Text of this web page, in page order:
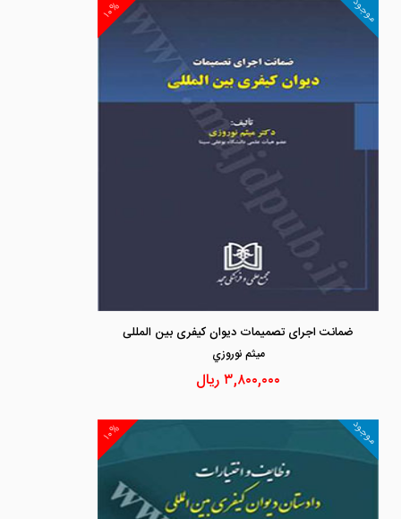
۱۰% موجود
ضمانت اجرای تصمیمات دیوان کیفری بین المللی
ميثم نوروزي
۳,۸۰۰,۰۰۰ریال
۱۰% موجود